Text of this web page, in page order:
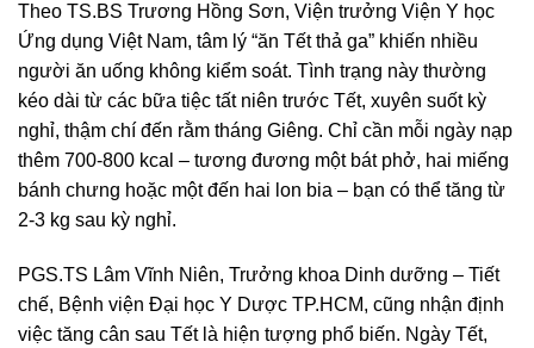
Theo TS.BS Trương Hồng Sơn, Viện trưởng Viện Y học
Ứng dụng Việt Nam, tâm lý “ăn Tết thả ga” khiến nhiều
người ăn uống không kiểm soát. Tình trạng này thường
kéo dài từ các bữa tiệc tất niên trước Tết, xuyên suốt kỳ
nghỉ, thậm chí đến rằm tháng Giêng. Chỉ cần mỗi ngày nạp
thêm 700-800 kcal – tương đương một bát phở, hai miếng
bánh chưng hoặc một đến hai lon bia – bạn có thể tăng từ
2-3 kg sau kỳ nghỉ.
PGS.TS Lâm Vĩnh Niên, Trưởng khoa Dinh dưỡng – Tiết
chế, Bệnh viện Đại học Y Dược TP.HCM, cũng nhận định
việc tăng cân sau Tết là hiện tượng phổ biến. Ngày Tết,